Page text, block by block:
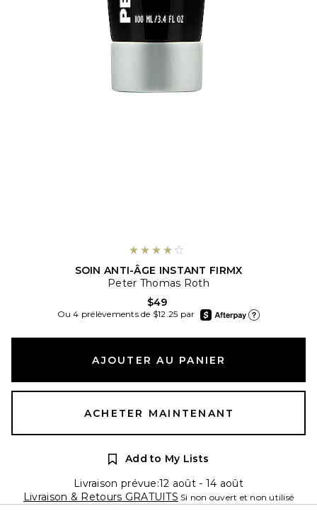
SOIN ANTI-ÂGE INSTANT FIRMX
Peter Thomas Roth
$49
Ou 4 prélèvements de $12.25 par
afterpay
AJOUTER AU PANIER
ACHETER MAINTENANT
Add to My Lists
Livraison prévue:12 août - 14 août
Livraison & Retours GRATUITS Si non ouvert et non utilisé